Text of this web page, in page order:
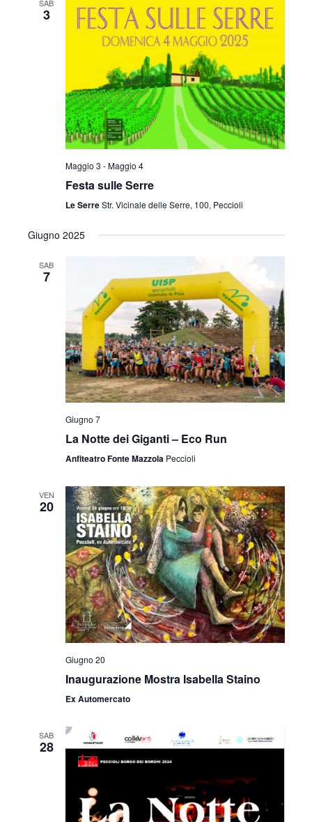
SAB
3
Maggio 3 -Maggio 4
Festa sulle Serre
Le SerreStr. Vicinale delle Serre, 100, Peccioli
Giugno 2025
SAB
7
Giugno 7
La Notte dei Giganti – Eco Run
Anfiteatro Fonte Mazzola Peccioli
VEN
20
Giugno 20
Inaugurazione Mostra Isabella Staino
Ex Automercato
SAB
28